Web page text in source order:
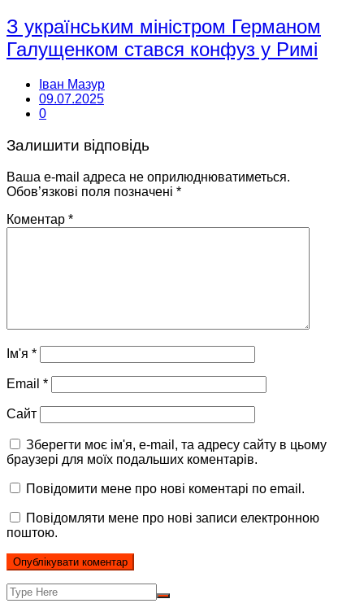
З українським міністром Германом
Галущенком стався конфуз у Римі
Іван Мазур
09.07.2025
0
Залишити відповідь
Ваша e-mail адреса не оприлюднюватиметься.
Обов’язкові поля позначені *
Коментар *
Ім'я *
Email *
Сайт
Зберегти моє ім'я, e-mail, та адресу сайту в цьому
браузері для моїх подальших коментарів.
Повідомити мене про нові коментарі по email.
Повідомляти мене про нові записи електронною
поштою.